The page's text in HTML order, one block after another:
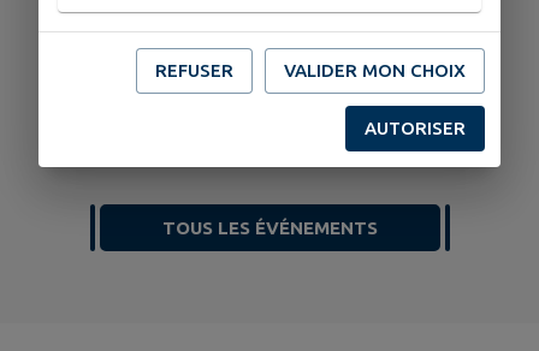
06 28
THEYS
Tennis - stages vacances d'été
TOUS LES ÉVÉNEMENTS
REFUSER VALIDER MON CHOIX
AUTORISER